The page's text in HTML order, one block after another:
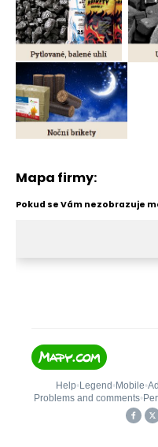
Mapa firmy:
Pokud se Vám nezobrazuje